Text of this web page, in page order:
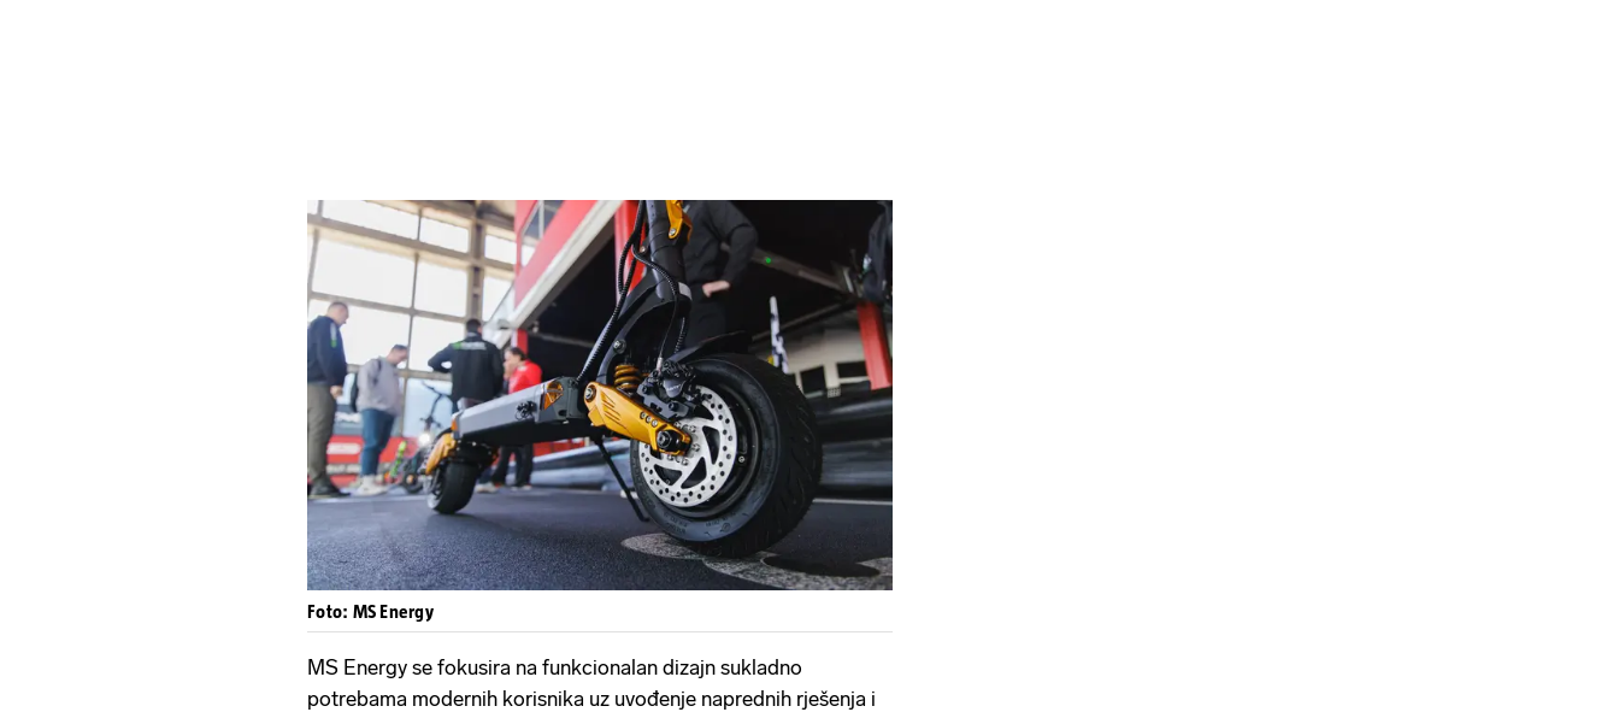
Foto: MS Energy
MS Energy se fokusira na funkcionalan dizajn sukladno
potrebama modernih korisnika uz uvođenje naprednih rješenja i